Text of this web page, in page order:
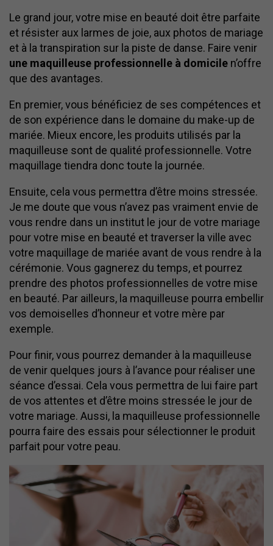
Le grand jour, votre mise en beauté doit être parfaite
et résister aux larmes de joie, aux photos de mariage
et à la transpiration sur la piste de danse. Faire venir
une maquilleuse professionnelle à domicile n’offre
que des avantages.
En premier, vous bénéficiez de ses compétences et
de son expérience dans le domaine du make-up de
mariée. Mieux encore, les produits utilisés par la
maquilleuse sont de qualité professionnelle. Votre
maquillage tiendra donc toute la journée.
Ensuite, cela vous permettra d’être moins stressée.
Je me doute que vous n’avez pas vraiment envie de
vous rendre dans un institut le jour de votre mariage
pour votre mise en beauté et traverser la ville avec
votre maquillage de mariée avant de vous rendre à la
cérémonie. Vous gagnerez du temps, et pourrez
prendre des photos professionnelles de votre mise
en beauté. Par ailleurs, la maquilleuse pourra embellir
vos demoiselles d’honneur et votre mère par
exemple.
Pour finir, vous pourrez demander à la maquilleuse
de venir quelques jours à l’avance pour réaliser une
séance d’essai. Cela vous permettra de lui faire part
de vos attentes et d’être moins stressée le jour de
votre mariage. Aussi, la maquilleuse professionnelle
pourra faire des essais pour sélectionner le produit
parfait pour votre peau.